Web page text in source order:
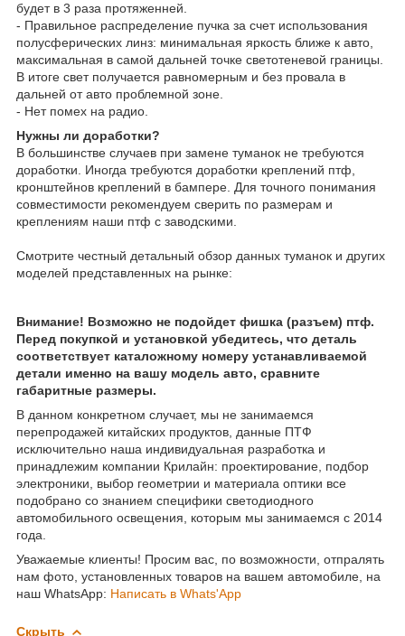
будет в 3 раза протяженней.
- Правильное распределение пучка за счет использования
полусферических линз: минимальная яркость ближе к авто,
максимальная в самой дальней точке светотеневой границы.
В итоге свет получается равномерным и без провала в
дальней от авто проблемной зоне.
- Нет помех на радио.
Нужны ли доработки?
В большинстве случаев при замене туманок не требуются
доработки. Иногда требуются доработки креплений птф,
кронштейнов креплений в бампере. Для точного понимания
совместимости рекомендуем сверить по размерам и
креплениям наши птф с заводскими.
Смотрите честный детальный обзор данных туманок и других
моделей представленных на рынке:
Внимание! Возможно не подойдет фишка (разъем) птф.
Перед покупкой и установкой убедитесь, что деталь
соответствует каталожному номеру устанавливаемой
детали именно на вашу модель авто, сравните
габаритные размеры.
В данном конкретном случает, мы не занимаемся
перепродажей китайских продуктов, данные ПТФ
исключительно наша индивидуальная разработка и
принадлежим компании Крилайн: проектирование, подбор
электроники, выбор геометрии и материала оптики все
подобрано со знанием специфики светодиодного
автомобильного освещения, которым мы занимаемся с 2014
года.
Уважаемые клиенты! Просим вас, по возможности, отпралять
нам фото, установленных товаров на вашем автомобиле, на
наш WhatsApp: Написать в Whats'App
Скрыть